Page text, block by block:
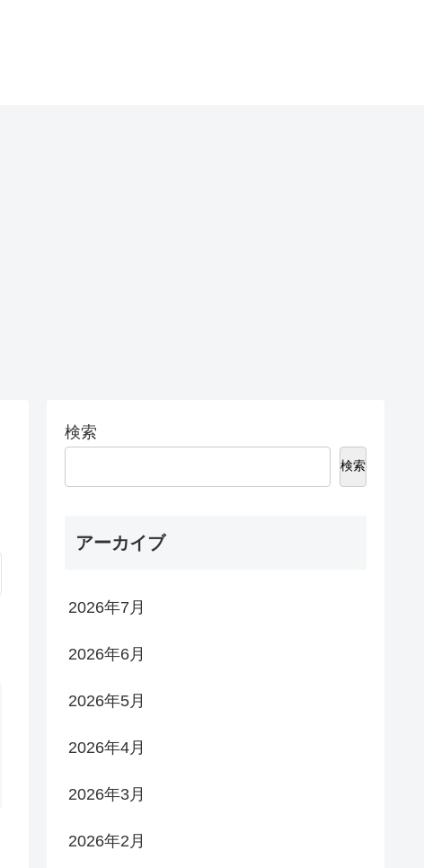
検索
検索
アーカイブ
2026年7月
2026年6月
2026年5月
2026年4月
2026年3月
2026年2月